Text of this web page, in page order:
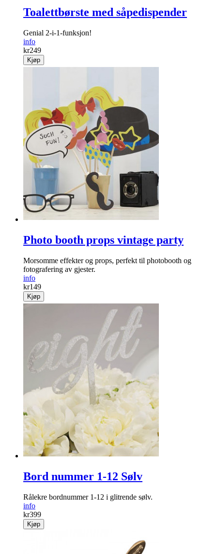
Toalettbørste med såpedispender
Genial 2-i-1-funksjon!
info
kr249
Kjøp
Photo booth props vintage party
Morsomme effekter og props, perfekt til photobooth og
fotografering av gjester.
info
kr149
Kjøp
Bord nummer 1-12 Sølv
Rålekre bordnummer 1-12 i glitrende sølv.
info
kr399
Kjøp